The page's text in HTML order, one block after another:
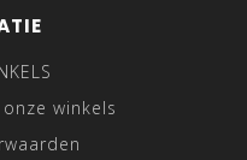
winkels